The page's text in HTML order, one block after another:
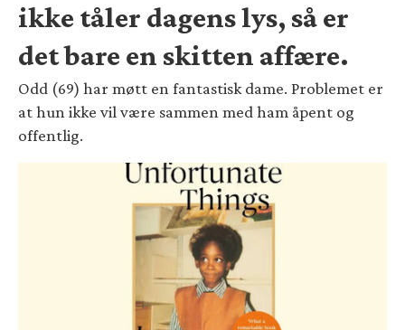
ikke tåler dagens lys, så er
det bare en skitten affære.
Odd (69) har møtt en fantastisk dame. Problemet er
at hun ikke vil være sammen med ham åpent og
offentlig.